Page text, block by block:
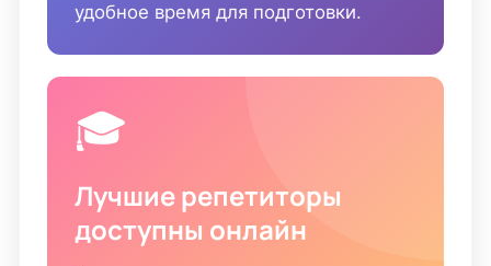
удобное время для подготовки.
🎓
Лучшие репетиторы
доступны онлайн